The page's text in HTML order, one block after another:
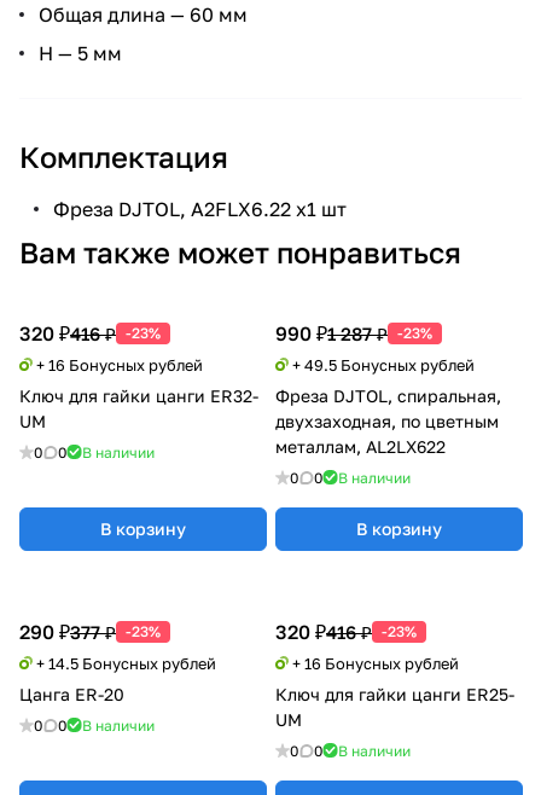
Общая длина — 60 мм
H — 5 мм
Комплектация
Фреза DJTOL, A2FLX6.22 х1 шт
Вам также может понравиться
320 ₽416 ₽ -23%
+ 16 Бонусных рублей
Ключ для гайки цанги ER32-
UM
0 0 В наличии
В корзину
990 ₽1 287 ₽ -23%
+ 49.5 Бонусных рублей
Фреза DJTOL, спиральная,
двухзаходная, по цветным
металлам, AL2LX622
0 0 В наличии
В корзину
320 ₽416 ₽ -23%
+ 16 Бонусных рублей
Ключ для гайки цанги ER25-
UM
0 0 В наличии
290 ₽377 ₽ -23%
+ 14.5 Бонусных рублей
Цанга ER-20
0 0 В наличии